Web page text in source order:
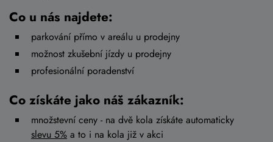
Co u nás najdete:
parkování přímo v areálu u prodejny
možnost zkušební jízdy u prodejny
profesionální poradenství
Co získáte jako náš zákazník:
množstevní ceny - na dvě kola získáte automaticky
slevu 5% a to i na kola již v akci